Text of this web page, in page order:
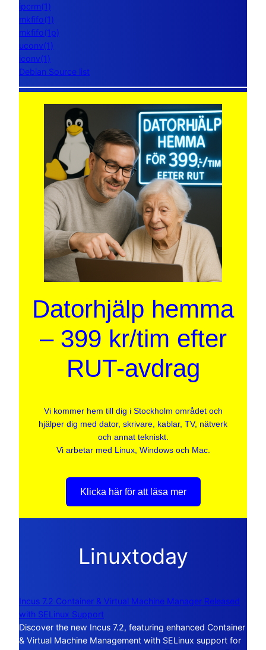
ipcrm(1)
mkfifo(1)
mkfifo(1p)
uconv(1)
iconv(1)
Debian Source list
Datorhjälp hemma
– 399 kr/tim efter
RUT-avdrag
Vi kommer hem till dig i Stockholm området och
hjälper dig med dator, skrivare, kablar, TV, nätverk
och annat tekniskt.
Vi arbetar med Linux, Windows och Mac.
Klicka här för att läsa mer
Linuxtoday
Incus 7.2 Container & Virtual Machine Manager Released
with SELinux Support
Discover the new Incus 7.2, featuring enhanced Container
& Virtual Machine Management with SELinux support for